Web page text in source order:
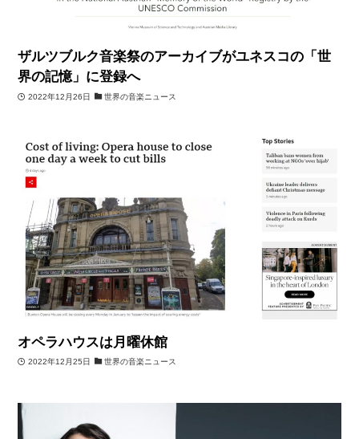
ザルツブルク音楽祭のアーカイブがユネスコの「世
界の記憶」に登録へ
2022年12月26日 世界の音楽ニュース
オペラハウスは月曜休館
2022年12月25日 世界の音楽ニュース